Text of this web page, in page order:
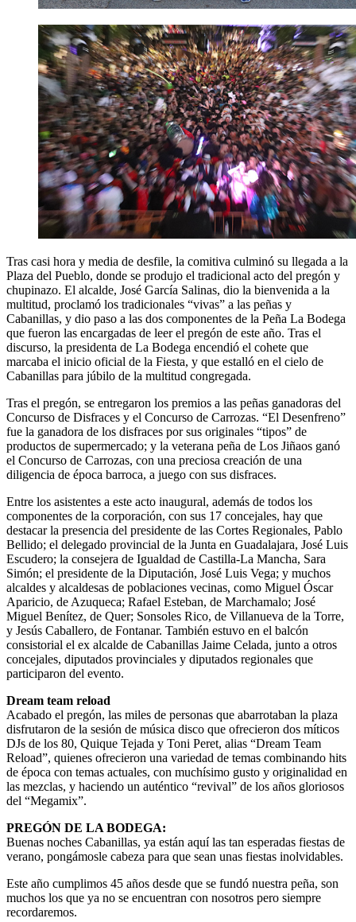
Tras casi hora y media de desfile, la comitiva culminó su llegada a la
Plaza del Pueblo, donde se produjo el tradicional acto del pregón y
chupinazo. El alcalde, José García Salinas, dio la bienvenida a la
multitud, proclamó los tradicionales “vivas” a las peñas y
Cabanillas, y dio paso a las dos componentes de la Peña La Bodega
que fueron las encargadas de leer el pregón de este año. Tras el
discurso, la presidenta de La Bodega encendió el cohete que
marcaba el inicio oficial de la Fiesta, y que estalló en el cielo de
Cabanillas para júbilo de la multitud congregada.
Tras el pregón, se entregaron los premios a las peñas ganadoras del
Concurso de Disfraces y el Concurso de Carrozas. “El Desenfreno”
fue la ganadora de los disfraces por sus originales “tipos” de
productos de supermercado; y la veterana peña de Los Jiñaos ganó
el Concurso de Carrozas, con una preciosa creación de una
diligencia de época barroca, a juego con sus disfraces.
Entre los asistentes a este acto inaugural, además de todos los
componentes de la corporación, con sus 17 concejales, hay que
destacar la presencia del presidente de las Cortes Regionales, Pablo
Bellido; el delegado provincial de la Junta en Guadalajara, José Luis
Escudero; la consejera de Igualdad de Castilla-La Mancha, Sara
Simón; el presidente de la Diputación, José Luis Vega; y muchos
alcaldes y alcaldesas de poblaciones vecinas, como Miguel Óscar
Aparicio, de Azuqueca; Rafael Esteban, de Marchamalo; José
Miguel Benítez, de Quer; Sonsoles Rico, de Villanueva de la Torre,
y Jesús Caballero, de Fontanar. También estuvo en el balcón
consistorial el ex alcalde de Cabanillas Jaime Celada, junto a otros
concejales, diputados provinciales y diputados regionales que
participaron del evento.
Dream team reload
Acabado el pregón, las miles de personas que abarrotaban la plaza
disfrutaron de la sesión de música disco que ofrecieron dos míticos
DJs de los 80, Quique Tejada y Toni Peret, alias “Dream Team
Reload”, quienes ofrecieron una variedad de temas combinando hits
de época con temas actuales, con muchísimo gusto y originalidad en
las mezclas, y haciendo un auténtico “revival” de los años gloriosos
del “Megamix”.
PREGÓN DE LA BODEGA:
Buenas noches Cabanillas, ya están aquí las tan esperadas fiestas de
verano, pongámosle cabeza para que sean unas fiestas inolvidables.
Este año cumplimos 45 años desde que se fundó nuestra peña, son
muchos los que ya no se encuentran con nosotros pero siempre
recordaremos.